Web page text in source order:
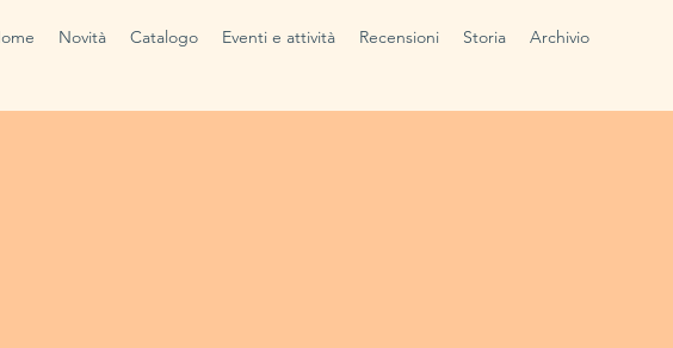
Novità Catalogo Eventi e attività Recensioni Storia Archivio